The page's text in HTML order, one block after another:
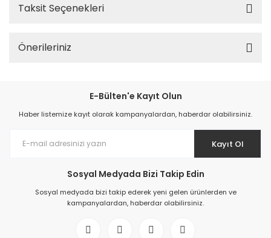
Taksit Seçenekleri
Önerileriniz
E-Bülten'e Kayıt Olun
Haber listemize kayıt olarak kampanyalardan, haberdar olabilirsiniz.
Kayıt Ol
Sosyal Medyada Bizi Takip Edin
Sosyal medyada bizi takip ederek yeni gelen ürünlerden ve
kampanyalardan, haberdar olabilirsiniz.